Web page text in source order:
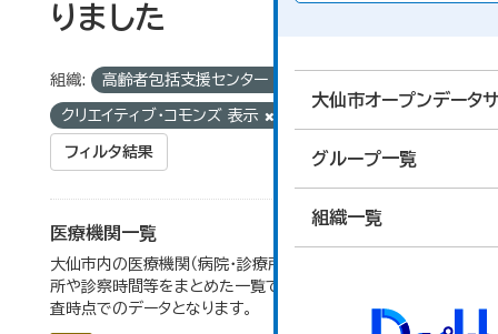
大仙市オープンデータ
グループ一覧
組織一覧
りました
組織: 高齢者包括支援センター
クリエイティブ・コモンズ 表示
フィルタ結果
医療機関一覧
大仙市内の医療機関（病院・診療所・歯科診療所・薬局）の住
所や診察時間等をまとめた一覧です。 令和６年１月１日調
査時点でのデータとなります。